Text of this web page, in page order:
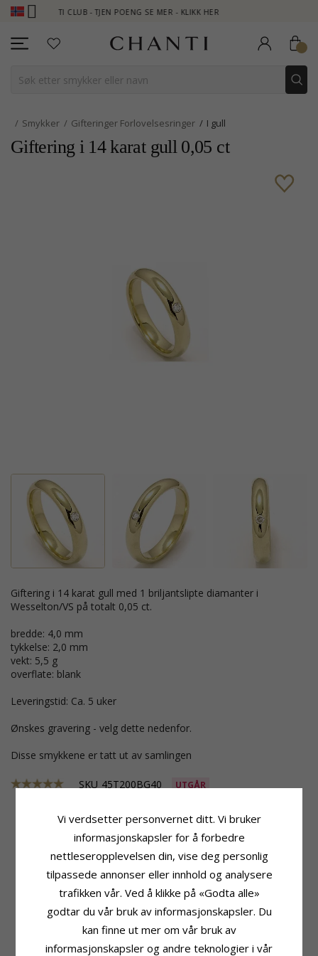
CLUB - TJEN POENG SE MER - KLIKK HER
Smykker Gifteringer Forlovelsesringer I gull
Giftering i 14 karat gull 0,05 ct
giftering i 14 karat gull med 1 briljantslipte diamanter i
Wesselton/VS på totalt 0,05 ct.
bredde: 4,0 mm
tykkelse: 2,0 mm
vekt: 5,5 g
overflate: blank
Leveringstid: Ca. 5 uker
Ønskes gravering - velg dette nedenfor.
Disse smykkene er tatt ut av samlingen
SKU 45T200BG40 UTGÅR
Ringtype: Giftering
14
Edelmetall:Gull
Antall: 1
Sliping: Briljantslipt
Sten: Diamant
Diamantfarge:
Diamantklarhet:VS
Karat: 0,05
Vi verdsetter personvernet ditt. Vi bruker
informasjonskapsler for å forbedre
nettleseropplevelsen din, vise deg personlig
tilpassede annonser eller innhold og analysere
trafikken vår. Ved å klikke på «Godta alle»
godtar du vår bruk av informasjonskapsler. Du
kan finne ut mer om vår bruk av
informasjonskapsler og andre teknologier i vår